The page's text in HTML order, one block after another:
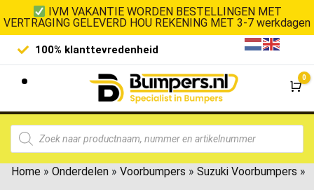
IVM VAKANTIE WORDEN BESTELLINGEN MET
VERTRAGING GELEVERD HOU REKENING MET 3-7 werkdagen
100% klanttevredenheid
0
Home » Onderdelen » Voorbumpers » Suzuki Voorbumpers »